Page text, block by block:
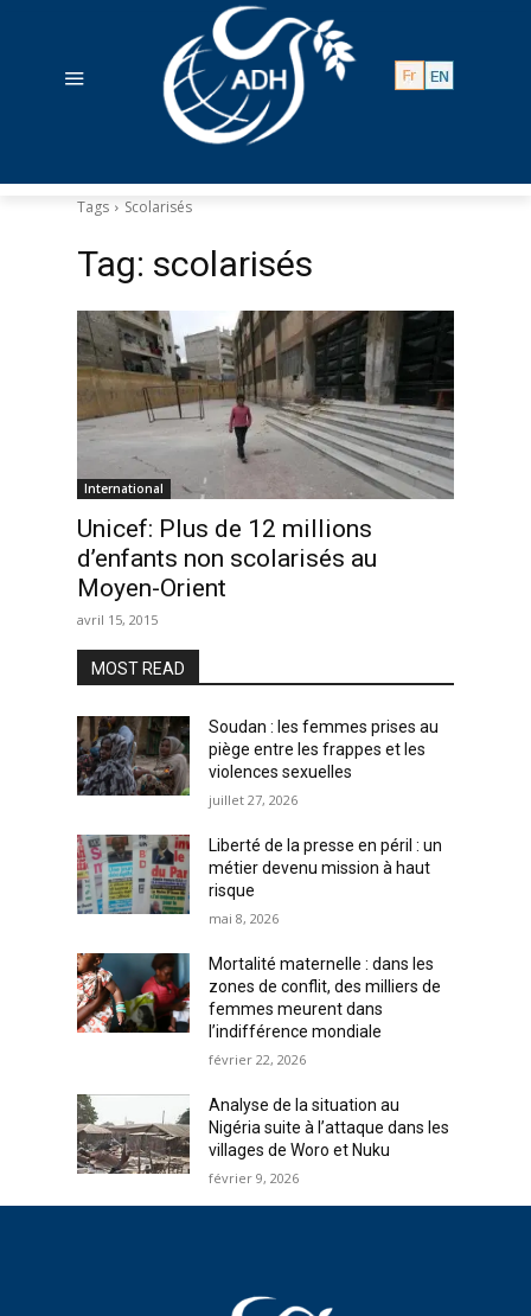
Tags Scolarisés
Tag: scolarisés
International
Unicef: Plus de 12 millions
d’enfants non scolarisés au
Moyen-Orient
avril 15, 2015
MOST READ
Soudan : les femmes prises au
piège entre les frappes et les
violences sexuelles
juillet 27, 2026
Liberté de la presse en péril : un
métier devenu mission à haut
risque
mai 8, 2026
Mortalité maternelle : dans les
zones de conflit, des milliers de
femmes meurent dans
l’indifférence mondiale
février 22, 2026
Analyse de la situation au
Nigéria suite à l’attaque dans les
villages de Woro et Nuku
février 9, 2026